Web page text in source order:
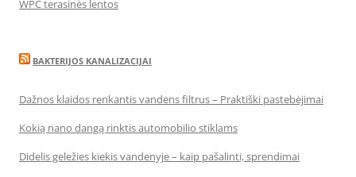
WPC terasinės lentos
BAKTERIJOS KANALIZACIJAI
Dažnos klaidos renkantis vandens filtrus – Praktiški pastebėjimai
Kokią nano dangą rinktis automobilio stiklams
Didelis geležies kiekis vandenyje – kaip pašalinti, sprendimai